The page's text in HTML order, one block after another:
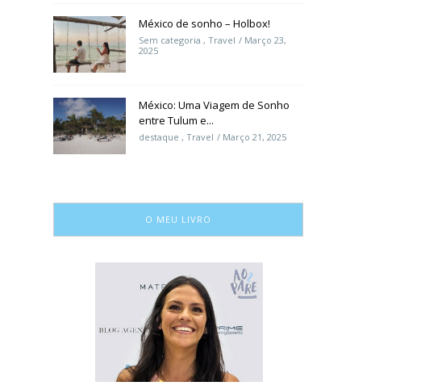
México de sonho – Holbox!
Sem categoria , Travel
Março 23,
2025
México: Uma Viagem de Sonho
entre Tulum e...
destaque , Travel Março 21, 2025
O MEU LIVRO